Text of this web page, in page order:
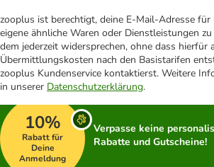
zooplus ist berechtigt, deine E-Mail-Adresse
eigene ähnliche Waren oder Dienstleistungen
dem jederzeit widersprechen, ohne dass hierfür
Übermittlungskosten nach den Basistarifen
zooplus Kundenservice kontaktierst. Weitere
in unserer Datenschutzerklärung.
10%
Rabatt für
Deine
Anmeldung
Verpasse keine
Rabatte und Gutscheine!